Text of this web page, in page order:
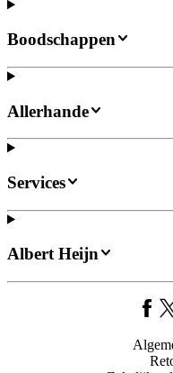
Boodschappen
Allerhande
Services
Albert Heijn